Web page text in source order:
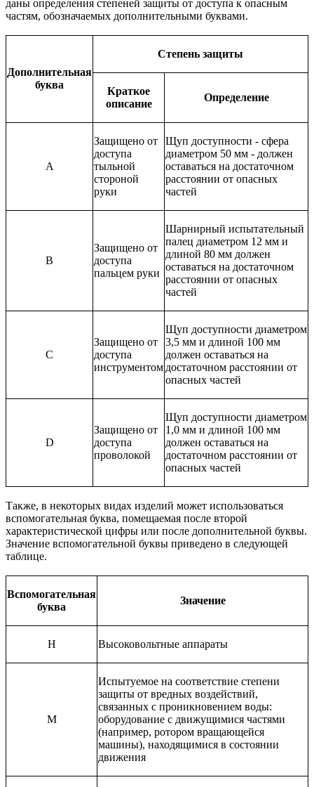
даны определения степеней защиты от доступа к опасным
частям, обозначаемых дополнительными буквами.
Дополнительная
буква
Степень защиты
Краткое
описание
Определение
A
Защищено от
доступа
тыльной
стороной
руки
Щуп доступности - сфера
диаметром 50 мм - должен
оставаться на достаточном
расстоянии от опасных
частей
B
Защищено от
доступа
пальцем руки
Шарнирный испытательный
палец диаметром 12 мм и
длиной 80 мм должен
оставаться на достаточном
расстоянии от опасных
частей
C
Защищено от
доступа
инструментом
Щуп доступности диаметром
3,5 мм и длиной 100 мм
должен оставаться на
достаточном расстоянии от
опасных частей
D
Защищено от
доступа
проволокой
Щуп доступности диаметром
1,0 мм и длиной 100 мм
должен оставаться на
достаточном расстоянии от
опасных частей
Также, в некоторых видах изделий может использоваться
вспомогательная буква, помещаемая после второй
характеристической цифры или после дополнительной буквы.
Значение вспомогательной буквы приведено в следующей
таблице.
Вспомогательная
буква
Значение
Н Высоковольтные аппараты
M
Испытуемое на соответствие степени
защиты от вредных воздействий,
связанных с проникновением воды:
оборудование с движущимися частями
(например, ротором вращающейся
машины), находящимися в состоянии
движения